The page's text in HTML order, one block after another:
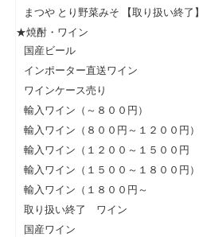
まつや とり野菜みそ 【取り扱い終了】
★焼酎・ワイン
国産ビール
インポーター直送ワイン
ワインケース売り
輸入ワイン（～８００円）
輸入ワイン（８００円～１２００円）
輸入ワイン（１２００～１５００円
輸入ワイン（１５００～１８００円）
輸入ワイン（１８００円～
取り扱い終了 ワイン
国産ワイン